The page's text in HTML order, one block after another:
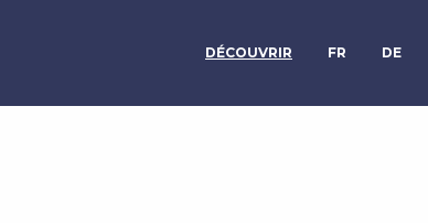
DÉCOUVRIR FR DE